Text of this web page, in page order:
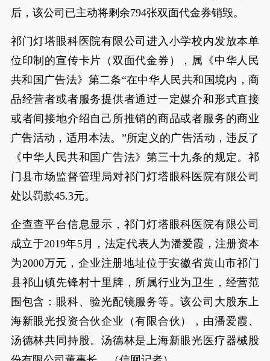
后，该公司已主动将剩余794张双面代金券销毁。
祁门灯塔眼科医院有限公司进入小学校内发放本单
位印制的宣传卡片（双面代金券），属《中华人民
共和国广告法》第二条“在中华人民共和国境内，商
品经营者或者服务提供者通过一定媒介和形式直接
或者间接地介绍自己所推销的商品或者服务的商业
广告活动，适用本法。”所定义的广告活动，违反了
《中华人民共和国广告法》第三十九条的规定。祁
门县市场监督管理局对祁门灯塔眼科医院有限公司
处以罚款45.3元。
企查查平台信息显示，祁门灯塔眼科医院有限公司
成立于2019年5月，法定代表人为潘爱霞，注册资本
为2000万元，企业注册地址位于安徽省黄山市祁门
县祁山镇先锋村十里牌，所属行业为卫生，经营范
围包含：眼科、验光配镜服务等。该公司大股东上
海新眼光投资合伙企业（有限合伙），由潘爱霞、
汤德林共同持股。汤德林是上海新眼光医疗器械股